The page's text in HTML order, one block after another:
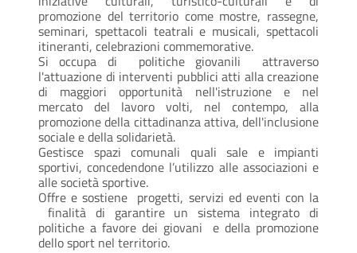
promozione del territorio come mostre, rassegne,
seminari, spettacoli teatrali e musicali, spettacoli
itineranti, celebrazioni commemorative.
Si occupa di politiche giovanili attraverso
l'attuazione di interventi pubblici atti alla creazione
di maggiori opportunità nell'istruzione e nel
mercato del lavoro volti, nel contempo, alla
promozione della cittadinanza attiva, dell'inclusione
sociale e della solidarietà.
Gestisce spazi comunali quali sale e impianti
sportivi, concedendone l’utilizzo alle associazioni e
alle società sportive.
Offre e sostiene progetti, servizi ed eventi con la
finalità di garantire un sistema integrato di
politiche a favore dei giovani e della promozione
dello sport nel territorio.